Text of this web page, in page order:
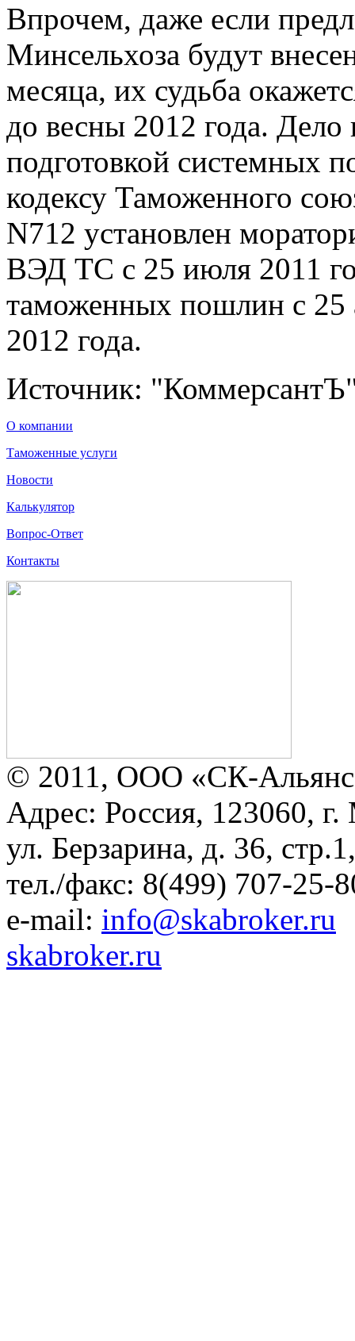
Впрочем, даже если
Минсельхоза будут
месяца, их судьба
до весны 2012 года. Дело
подготовкой системных
кодексу Таможенного
N712 установлен
ВЭД ТС с 25 июля 2011
таможенных пошлин с 25
2012 года.
Источник:
О компании
Таможенные услуги
Новости
Калькулятор
Вопрос-Ответ
Контакты
© 2011, ООО «СК-
Адрес: Россия, 123060, г.
ул. Берзарина, д. 36,
тел./факс: 8(499) 707-25-
e-mail: info@skabroker.ru
skabroker.ru